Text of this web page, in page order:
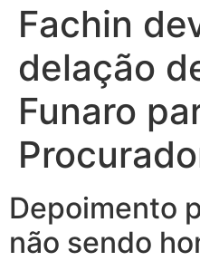
Fachin
delação
Funaro
Depoimento
não sendo